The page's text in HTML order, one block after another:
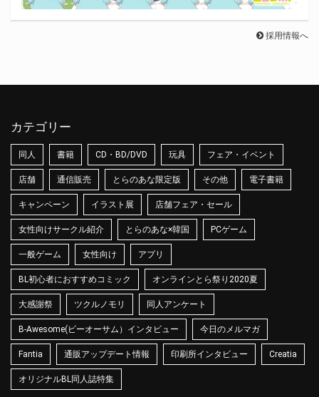
採用情報へ
カテゴリー
同人 書籍 CD・BD/DVD 玩具 フェア・イベント
店舗 通信販売 とらのあな限定版 その他 電子書籍
キャンペーン イラスト展 店舗フェア・セール
女性向けサークル紹介 とらのあな×韓国 PCゲーム
一般ゲーム 女性向け アプリ
BL初心者におすすめコミック オンラインとら祭り2020夏
大感謝祭 ツクルノモリ 同人アンケート
B-Awesome(ビーオーサム）インタビュー 今日のメルマガ
Fantia 通販アップデート情報 印刷所インタビュー Creatia
オリジナルBL同人誌特集